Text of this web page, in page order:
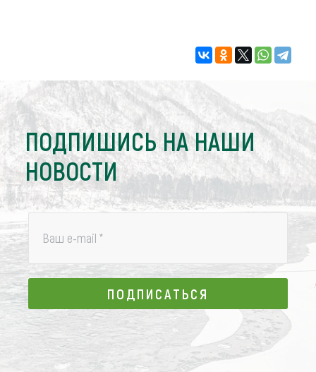
ПОДПИШИСЬ НА НАШИ
НОВОСТИ
Ваш e-mail *
ПОДПИСАТЬСЯ
ПОДПИСАТЬСЯ